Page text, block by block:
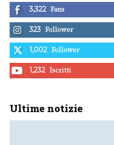
3,322 Fans
323 Follower
1,002 Follower
1,232 Iscritti
Ultime notizie